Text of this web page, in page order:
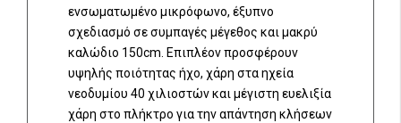
ενσωματωμένο μικρόφωνο, έξυπνο
σχεδιασμό σε συμπαγές μέγεθος και μακρύ
καλώδιο 150cm. Επιπλέον προσφέρουν
υψηλής ποιότητας ήχο, χάρη στα ηχεία
νεοδυμίου 40 χιλιοστών και μέγιστη ευελιξία
χάρη στο πλήκτρο για την απάντηση κλήσεων